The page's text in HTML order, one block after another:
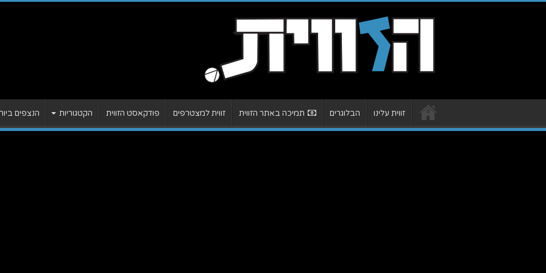
זווית עלינו הבלוגרים תמיכה באתר הזווית זווית למצטרפים פודקאסט הזווית הקטגוריות הנצפים